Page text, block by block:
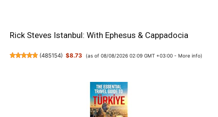
Rick Steves Istanbul: With Ephesus & Cappadocia
(485154) $8.73 (as of 08/08/2026 02:09 GMT +03:00 - More info)